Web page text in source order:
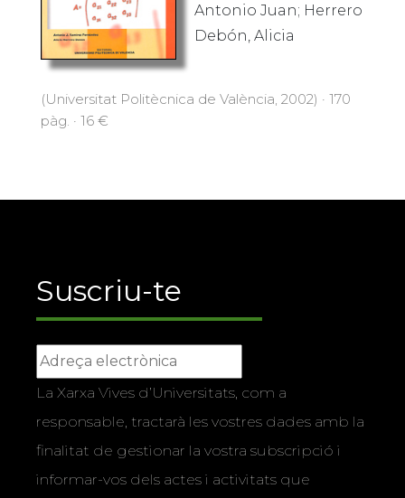
Antonio Juan; Herrero
Debón, Alicia
(Universitat Politècnica de València, 2002) · 170
pàg. · 16 €
Suscriu-te
La Xarxa Vives d’Universitats, com a
responsable, tractarà les vostres dades amb la
finalitat de gestionar la vostra subscripció i
informar-vos dels actes i activitats que